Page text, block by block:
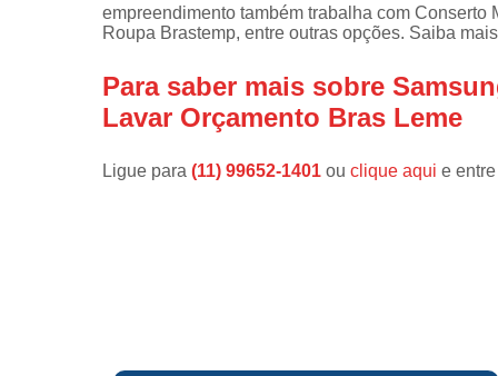
empreendimento também trabalha com
Roupa Brastemp, entre outras opções. Saiba
Para saber mais sobre
Lavar Orçamento Bras Leme
Ligue para (11) 99652-1401 ou clique aqui e